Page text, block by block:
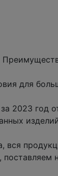
для
2023 год
вся